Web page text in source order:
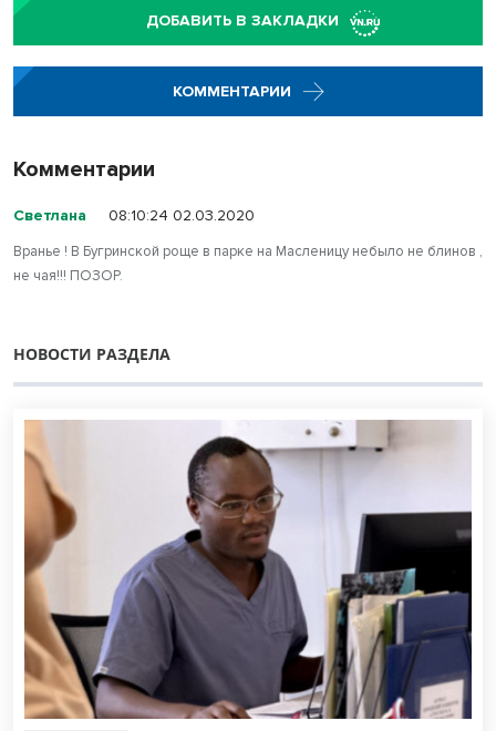
ДОБАВИТЬ В ЗАКЛАДКИ
КОММЕНТАРИИ
Комментарии
Светлана 08:10:24 02.03.2020
Вранье ! В Бугринской роще в парке на Масленицу небыло не блинов ,
не чая!!! ПОЗОР.
НОВОСТИ РАЗДЕЛА